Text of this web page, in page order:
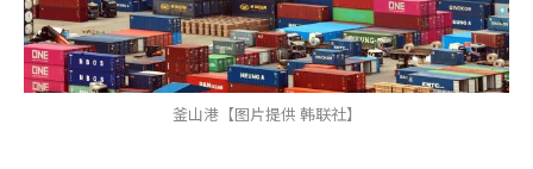
釜山港【图片提供 韩联社】